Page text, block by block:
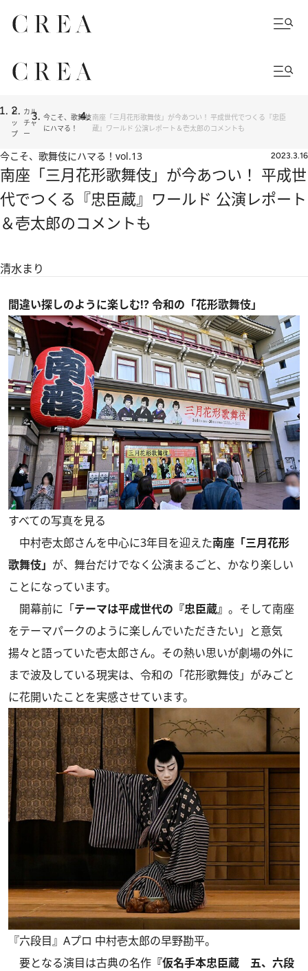
ト
ッ
プ
カル
チャ
ー
今こそ、歌舞伎
にハマる！
南座「三月花形歌舞伎」が今あつい！ 平成世代でつくる『忠臣
蔵』ワールド 公演レポート＆壱太郎のコメントも
今こそ、歌舞伎にハマる！ vol.13 2023.3.16
南座「三月花形歌舞伎」が今あつい！ 平成世
代でつくる『忠臣蔵』ワールド 公演レポート
＆壱太郎のコメントも
清水まり
間違い探しのように楽しむ!? 令和の「花形歌舞伎」
すべての写真を見る
中村壱太郎さんを中心に3年目を迎えた南座「三月花形
歌舞伎」 が、舞台だけでなく公演まるごと、かなり楽しい
ことになっています。
開幕前に「テーマは平成世代の『忠臣蔵』 。そして南座
をテーマパークのように楽しんでいただきたい」と意気
揚々と語っていた壱太郎さん。その熱い思いが劇場の外に
まで波及している現実は、令和の「花形歌舞伎」がみごと
に花開いたことを実感させています。
『六段目』Aプロ 中村壱太郎の早野勘平。
要となる演目は古典の名作 『仮名手本忠臣蔵 五、六段